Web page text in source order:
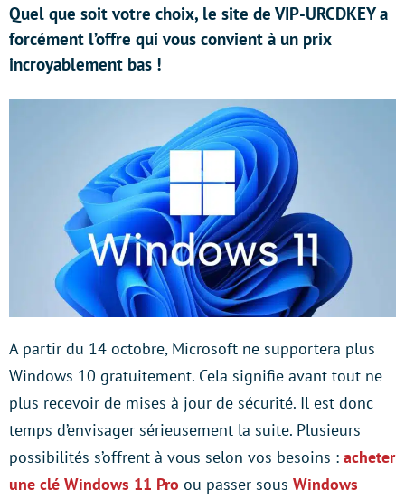
Quel que soit votre choix, le site de VIP-URCDKEY a
forcément l’offre qui vous convient à un prix
incroyablement bas !
A partir du 14 octobre, Microsoft ne supportera plus
Windows 10 gratuitement. Cela signifie avant tout ne
plus recevoir de mises à jour de sécurité. Il est donc
temps d’envisager sérieusement la suite. Plusieurs
possibilités s’offrent à vous selon vos besoins : acheter
une clé Windows 11 Pro ou passer sous Windows